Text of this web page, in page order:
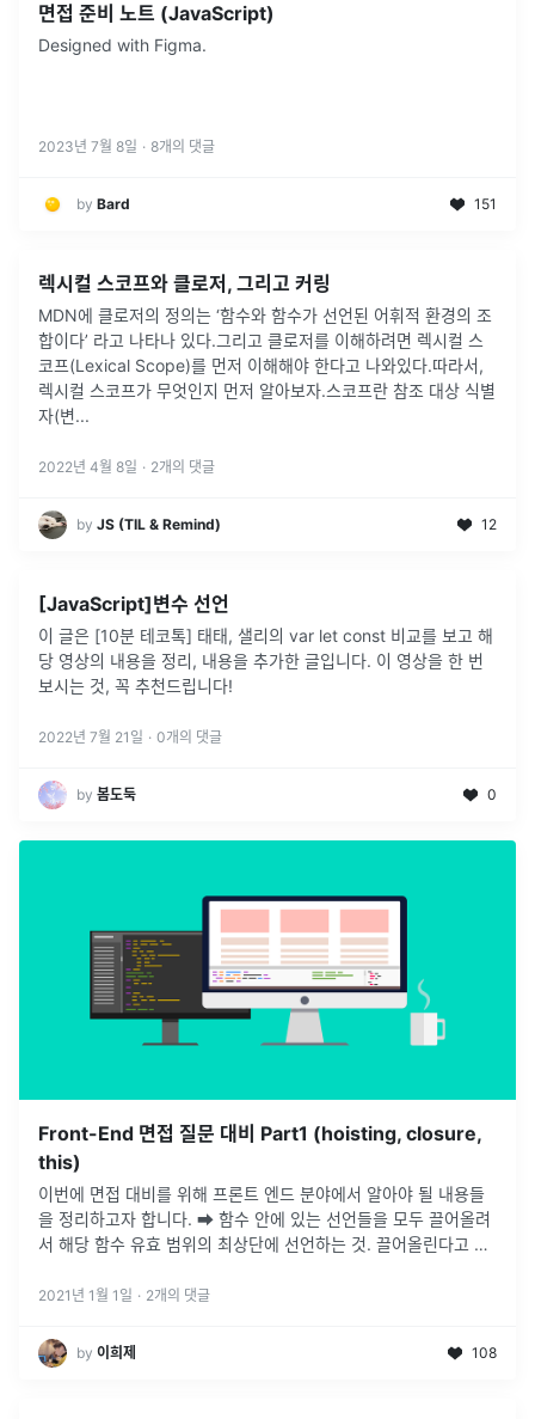
면접 준비 노트 (JavaScript)
Designed with Figma.
2023년 7월 8일 · 8개의 댓글
by Bard 151
렉시컬 스코프와 클로저, 그리고 커링
MDN에 클로저의 정의는 ‘함수와 함수가 선언된 어휘적 환경의 조
합이다’ 라고 나타나 있다.그리고 클로저를 이해하려면 렉시컬 스
코프(Lexical Scope)를 먼저 이해해야 한다고 나와있다.따라서,
렉시컬 스코프가 무엇인지 먼저 알아보자.스코프란 참조 대상 식별
자(변...
2022년 4월 8일 · 2개의 댓글
by JS (TIL & Remind) 12
[JavaScript]변수 선언
이 글은 [10분 테코톡] 태태, 샐리의 var let const 비교를 보고 해
당 영상의 내용을 정리, 내용을 추가한 글입니다. 이 영상을 한 번
보시는 것, 꼭 추천드립니다!
2022년 7월 21일 · 0개의 댓글
by 봄도둑 0
Front-End 면접 질문 대비 Part1 (hoisting, closure,
this)
이번에 면접 대비를 위해 프론트 엔드 분야에서 알아야 될 내용들
을 정리하고자 합니다. ➡️ 함수 안에 있는 선언들을 모두 끌어올려
서 해당 함수 유효 범위의 최상단에 선언하는 것. 끌어올린다고 생
var...
2021년 1월 1일 · 2개의 댓글
by 이희제 108